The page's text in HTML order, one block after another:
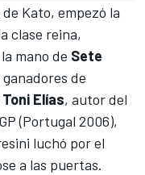
Kato, empezó la
clase reina,
mano de Sete
de
Toni Elías, autor del
(Portugal 2006),
luchó por el
a las puertas.